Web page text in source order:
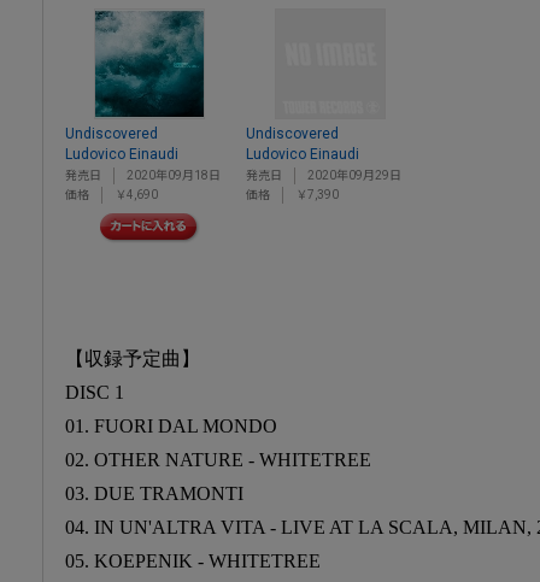
Undiscovered
Ludovico Einaudi
発売日
2020年09月18日
価格
￥4,690
Undiscovered
Ludovico Einaudi
発売日
2020年09月29日
価格
￥7,390
【収録予定曲】
DISC 1
01. FUORI DAL MONDO
02. OTHER NATURE - WHITETREE
03. DUE TRAMONTI
04. IN UN'ALTRA VITA - LIVE AT LA SCALA, MILAN,
05. KOEPENIK - WHITETREE